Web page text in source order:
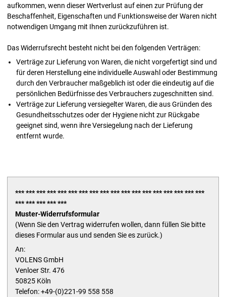
aufkommen, wenn dieser Wertverlust auf einen zur Prüfung der
Beschaffenheit, Eigenschaften und Funktionsweise der Waren nicht
notwendigen Umgang mit Ihnen zurückzuführen ist.
Das Widerrufsrecht besteht nicht bei den folgenden Verträgen:
Verträge zur Lieferung von Waren, die nicht vorgefertigt sind und
für deren Herstellung eine individuelle Auswahl oder Bestimmung
durch den Verbraucher maßgeblich ist oder die eindeutig auf die
persönlichen Bedürfnisse des Verbrauchers zugeschnitten sind.
Verträge zur Lieferung versiegelter Waren, die aus Gründen des
Gesundheitsschutzes oder der Hygiene nicht zur Rückgabe
geeignet sind, wenn ihre Versiegelung nach der Lieferung
entfernt wurde.
*** *** *** *** *** *** *** *** *** *** *** *** *** *** *** *** *** ***
*** *** *** *** ***
Muster-Widerrufsformular
(Wenn Sie den Vertrag widerrufen wollen, dann füllen Sie bitte
dieses Formular aus und senden Sie es zurück.)
An:
VOLENS GmbH
Venloer Str. 476
50825 Köln
Telefon: +49-(0)221-99 558 558